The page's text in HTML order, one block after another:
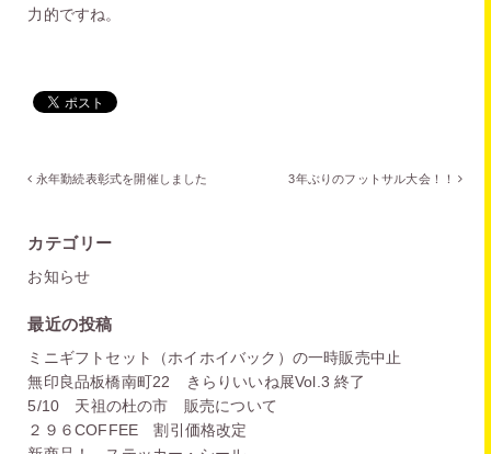
力的ですね。
永年勤続表彰式を開催しました 3年ぶりのフットサル大会！！
カテゴリー
お知らせ
最近の投稿
ミニギフトセット（ホイホイバック）の一時販売中止
無印良品板橋南町22 きらりいいね展Vol.3 終了
5/10 天祖の杜の市 販売について
２９６COFFEE 割引価格改定